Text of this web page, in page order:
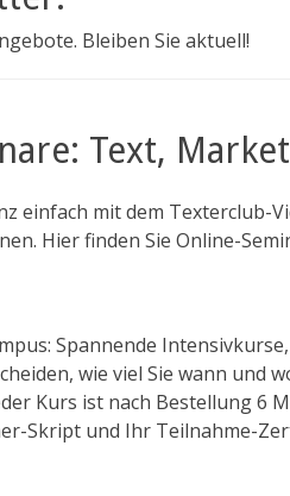
Bleiben Sie aktuell!
Text,
einfach mit dem Texterclub-
Hier finden Sie Online-
Spannende
wie viel Sie wann und
Kurs ist nach Bestellung 6
Skript und Ihr Teilnahme-